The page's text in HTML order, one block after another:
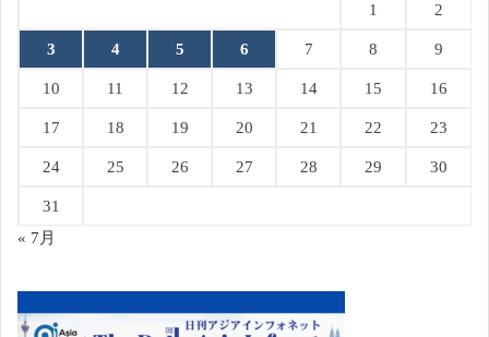
1 2
3 4 5 6 7 8 9
10 11 12 13 14 15 16
17 18 19 20 21 22 23
24 25 26 27 28 29 30
31
« 7月